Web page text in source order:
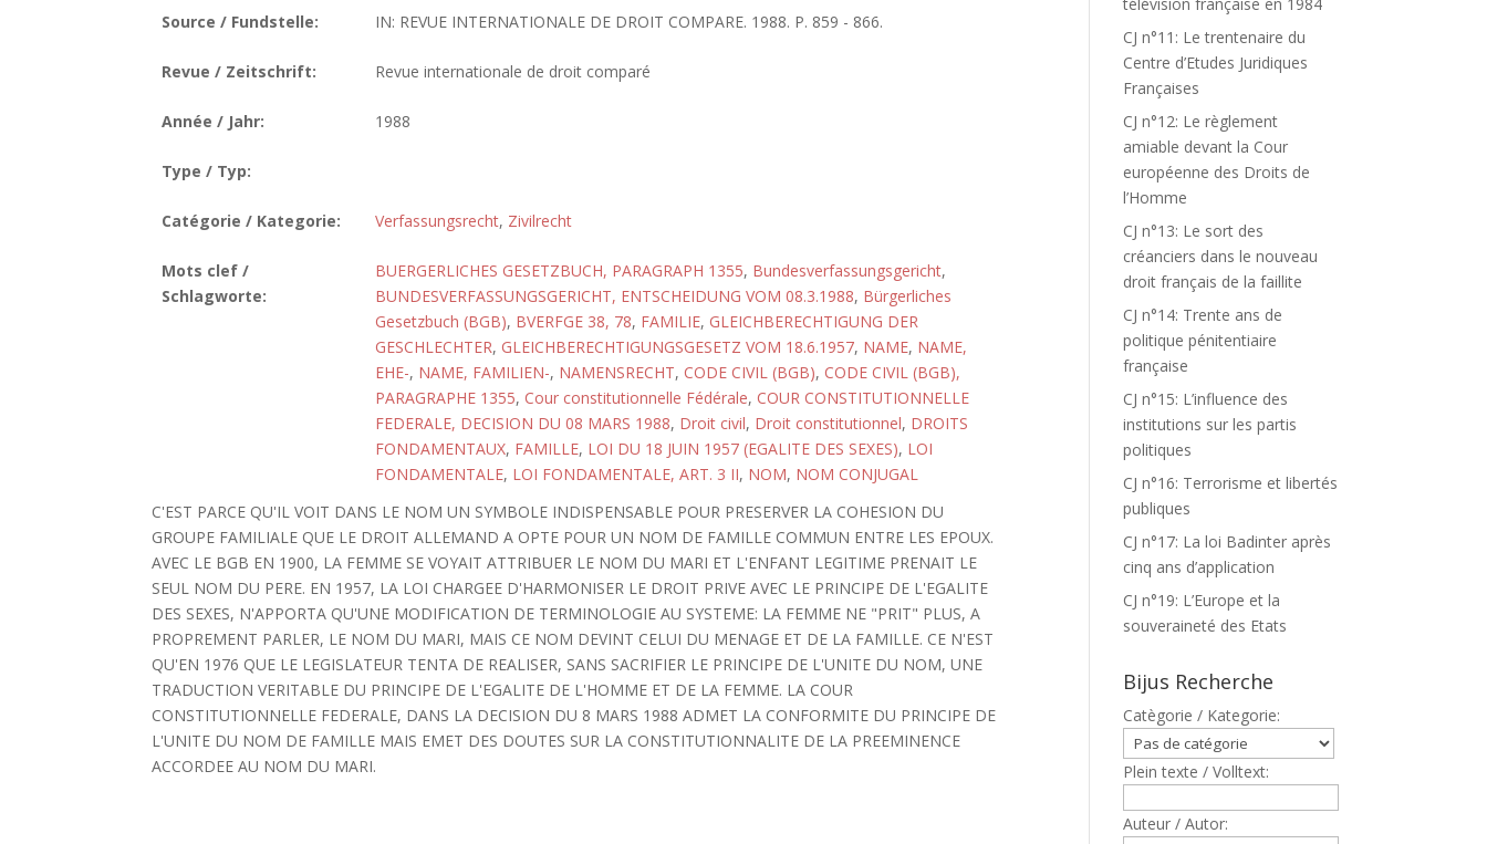
Source / Fundstelle: IN: REVUE INTERNATIONALE DE DROIT COMPARE. 1988. P. 859 - 866.
Revue / Zeitschrift: Revue internationale de droit comparé
Année / Jahr: 1988
Type / Typ:
Catégorie / Kategorie: Verfassungsrecht, Zivilrecht
Mots clef /
Schlagworte:
BUERGERLICHES GESETZBUCH, PARAGRAPH 1355, Bundesverfassungsgericht,
BUNDESVERFASSUNGSGERICHT, ENTSCHEIDUNG VOM 08.3.1988, Bürgerliches
Gesetzbuch (BGB), BVERFGE 38, 78, FAMILIE, GLEICHBERECHTIGUNG DER
GESCHLECHTER, GLEICHBERECHTIGUNGSGESETZ VOM 18.6.1957, NAME, NAME,
EHE-, NAME, FAMILIEN-, NAMENSRECHT, CODE CIVIL (BGB), CODE CIVIL (BGB),
PARAGRAPHE 1355, Cour constitutionnelle Fédérale, COUR CONSTITUTIONNELLE
FEDERALE, DECISION DU 08 MARS 1988, Droit civil, Droit constitutionnel, DROITS
FONDAMENTAUX, FAMILLE, LOI DU 18 JUIN 1957 (EGALITE DES SEXES), LOI
FONDAMENTALE, LOI FONDAMENTALE, ART. 3 II, NOM, NOM CONJUGAL
C'EST PARCE QU'IL VOIT DANS LE NOM UN SYMBOLE INDISPENSABLE POUR PRESERVER LA COHESION DU
GROUPE FAMILIALE QUE LE DROIT ALLEMAND A OPTE POUR UN NOM DE FAMILLE COMMUN ENTRE LES EPOUX.
AVEC LE BGB EN 1900, LA FEMME SE VOYAIT ATTRIBUER LE NOM DU MARI ET L'ENFANT LEGITIME PRENAIT LE
SEUL NOM DU PERE. EN 1957, LA LOI CHARGEE D'HARMONISER LE DROIT PRIVE AVEC LE PRINCIPE DE L'EGALITE
DES SEXES, N'APPORTA QU'UNE MODIFICATION DE TERMINOLOGIE AU SYSTEME: LA FEMME NE "PRIT" PLUS, A
PROPREMENT PARLER, LE NOM DU MARI, MAIS CE NOM DEVINT CELUI DU MENAGE ET DE LA FAMILLE. CE N'EST
QU'EN 1976 QUE LE LEGISLATEUR TENTA DE REALISER, SANS SACRIFIER LE PRINCIPE DE L'UNITE DU NOM, UNE
TRADUCTION VERITABLE DU PRINCIPE DE L'EGALITE DE L'HOMME ET DE LA FEMME. LA COUR
CONSTITUTIONNELLE FEDERALE, DANS LA DECISION DU 8 MARS 1988 ADMET LA CONFORMITE DU PRINCIPE DE
L'UNITE DU NOM DE FAMILLE MAIS EMET DES DOUTES SUR LA CONSTITUTIONNALITE DE LA PREEMINENCE
ACCORDEE AU NOM DU MARI.
CJ n°11: Le trentenaire du
Centre d’Etudes Juridiques
Françaises
CJ n°12: Le règlement
amiable devant la Cour
européenne des Droits de
l’Homme
CJ n°13: Le sort des
créanciers dans le nouveau
droit français de la faillite
CJ n°14: Trente ans de
politique pénitentiaire
française
CJ n°15: L’influence des
institutions sur les partis
politiques
CJ n°16: Terrorisme et libertés
publiques
CJ n°17: La loi Badinter après
cinq ans d’application
CJ n°19: L’Europe et la
souveraineté des Etats
Bijus Recherche
Catègorie / Kategorie:
Plein texte / Volltext:
Auteur / Autor: